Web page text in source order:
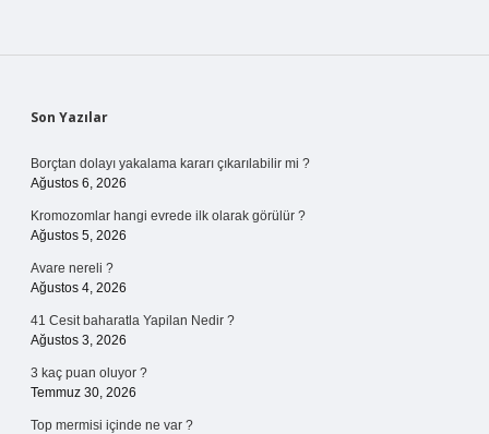
Sidebar
Son Yazılar
Borçtan dolayı yakalama kararı çıkarılabilir mi ?
Ağustos 6, 2026
Kromozomlar hangi evrede ilk olarak görülür ?
Ağustos 5, 2026
Avare nereli ?
Ağustos 4, 2026
41 Cesit baharatla Yapilan Nedir ?
Ağustos 3, 2026
3 kaç puan oluyor ?
Temmuz 30, 2026
Top mermisi içinde ne var ?